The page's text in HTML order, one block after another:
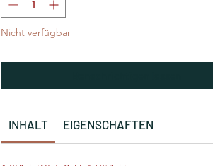
Nicht verfügbar
INHALT EIGENSCHAFTEN